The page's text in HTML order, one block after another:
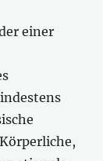
einer